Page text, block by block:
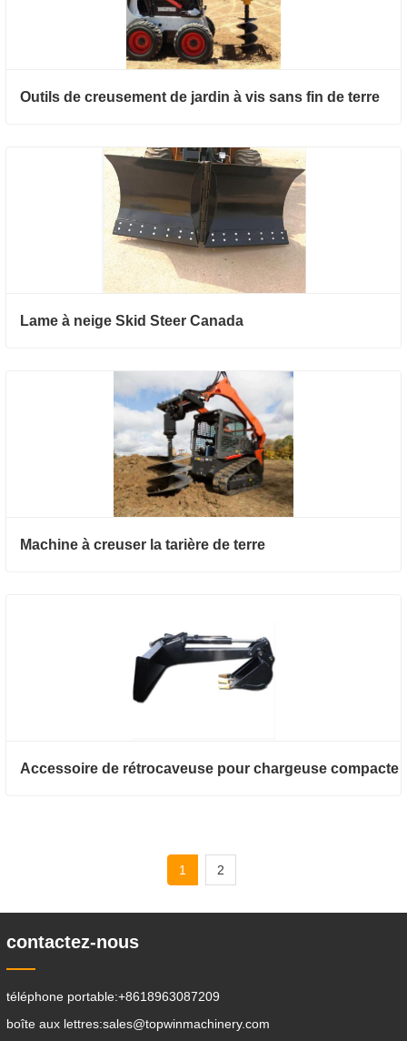
Outils de creusement de jardin à vis sans fin de terre
Lame à neige Skid Steer Canada
Machine à creuser la tarière de terre
Accessoire de rétrocaveuse pour chargeuse compacte
1 2
contactez-nous
téléphone portable:+8618963087209
boîte aux lettres:sales@topwinmachinery.com